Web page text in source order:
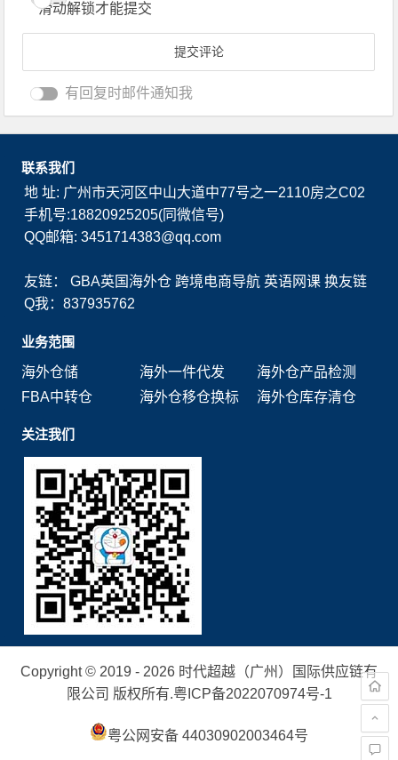
滑动解锁才能提交
有回复时邮件通知我
联系我们
地 址: 广州市天河区中山大道中77号之一2110房之C02
手机号:18820925205(同微信号)
QQ邮箱: 3451714383@qq.com
友链：GBA英国海外仓 跨境电商导航 英语网课 换友链
Q我：837935762
业务范围
海外仓储
海外一件代发
海外仓产品检测
FBA中转仓
海外仓移仓换标 海外仓库存清仓
关注我们
Copyright © 2019 - 2026 时代超越（广州）国际供应链有
限公司 版权所有.粤ICP备2022070974号-1
粤公网安备 44030902003464号